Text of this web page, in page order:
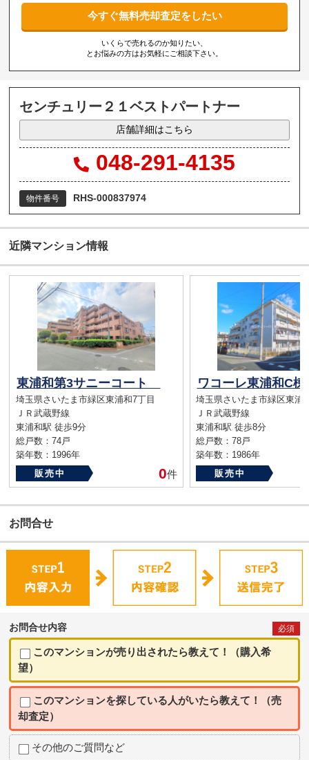
今すぐ無料売却査定をしたい
いくらで売れるのか知りたい、
とお悩みの方はお気軽にご相談下さい。
センチュリー２１ベストパートナー
店舗詳細はこちら
048-291-4135
物件番号 RHS-000837974
近隣マンション情報
東浦和第3サニーコート
埼玉県さいたま市緑区東浦和7丁目
ＪＲ武蔵野線
東浦和駅 徒歩9分
総戸数：74戸
築年数：1996年
販売中
0件
ワコーレ東浦和C
埼玉県さいたま市緑区東浦
ＪＲ武蔵野線
東浦和駅 徒歩8分
総戸数：78戸
築年数：1986年
販売中
お問合せ
お問合せ内容 必須
このマンションが売り出されたら教えて！（購入希
望）
このマンションを探している人がいたら教えて！（売
却査定）
その他のご質問など